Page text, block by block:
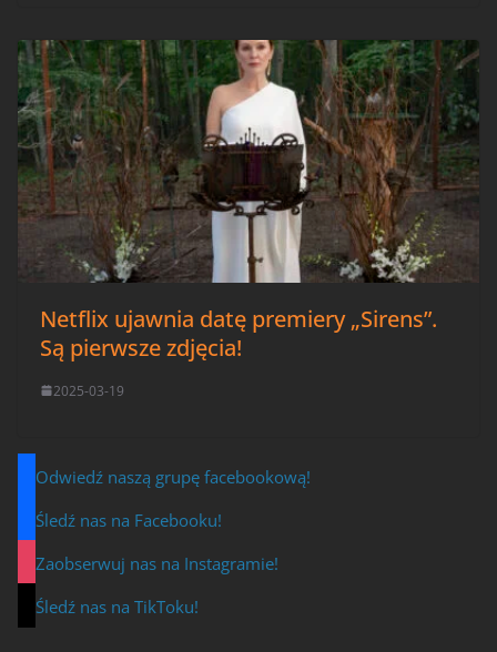
Netflix ujawnia datę premiery „Sirens”.
Są pierwsze zdjęcia!
2025-03-19
Odwiedź naszą grupę facebookową!
Śledź nas na Facebooku!
Zaobserwuj nas na Instagramie!
Śledź nas na TikToku!